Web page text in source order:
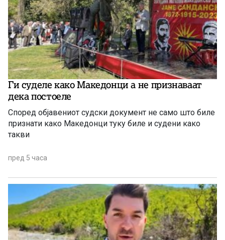
Ги суделе како Македонци а не признаваат
дека постоеле
Според објавениот судски документ не само што биле
признати како Македонци туку биле и судени како
такви
пред 5 часа